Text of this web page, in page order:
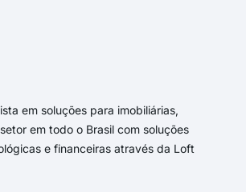
em soluções para imobiliárias,
em todo o Brasil com soluções
e financeiras através da Loft